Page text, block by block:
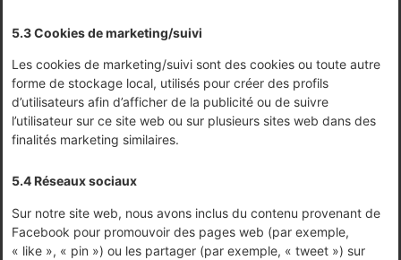
5.3 Cookies de marketing/suivi
Les cookies de marketing/suivi sont des cookies ou toute autre
forme de stockage local, utilisés pour créer des profils
d’utilisateurs afin d’afficher de la publicité ou de suivre
l’utilisateur sur ce site web ou sur plusieurs sites web dans des
finalités marketing similaires.
5.4 Réseaux sociaux
Sur notre site web, nous avons inclus du contenu provenant de
Facebook pour promouvoir des pages web (par exemple,
« like », « pin ») ou les partager (par exemple, « tweet ») sur